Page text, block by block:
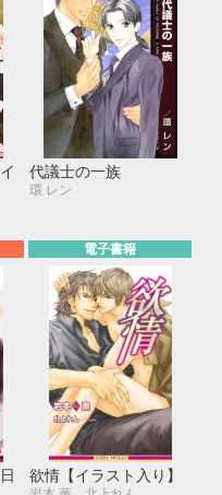
代議士の一族
環 レン
電子書籍
欲情【イラスト入り】